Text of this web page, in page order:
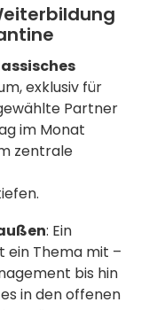
exklusiv für
Partner
im Monat
zentrale
: Ein
ein Thema mit –
bis hin
in den offenen